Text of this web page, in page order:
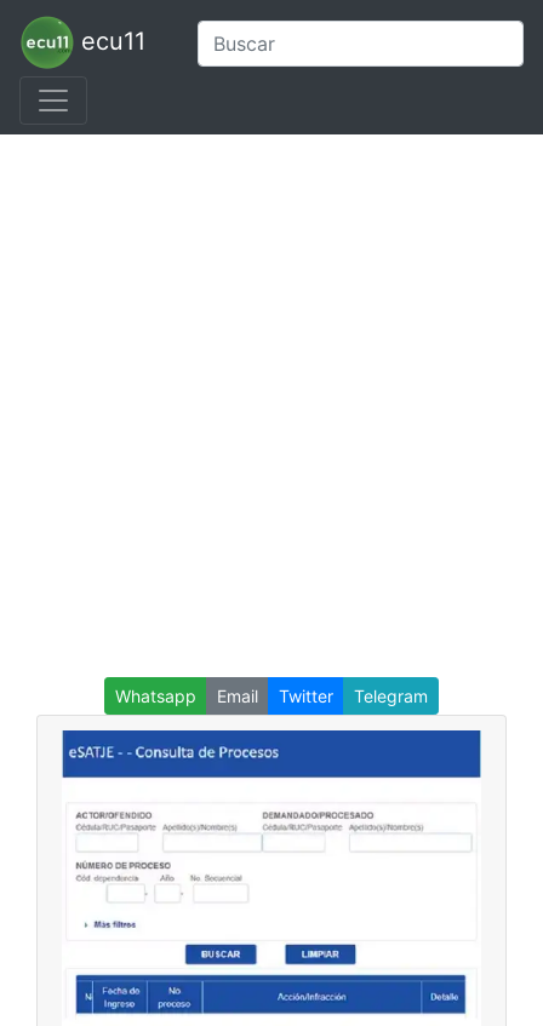
ecu11
Whatsapp Email Twitter Telegram